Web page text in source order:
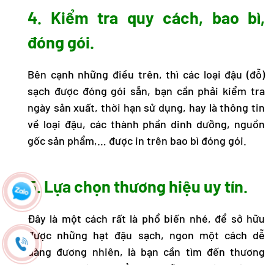
4. Kiểm tra quy cách, bao bì,
đóng gói.
Bên cạnh những điều trên, thì các loại đậu (đỗ)
sạch được đóng gói sẵn, bạn cần phải kiểm tra
ngày sản xuất, thời hạn sử dụng, hay là thông tin
về loại đậu, các thành phần dinh dưỡng, nguồn
gốc sản phẩm,… được in trên bao bì đóng gói.
5. Lựa chọn thương hiệu uy tín.
Đây là một cách rất là phổ biến nhé, để sở hữu
được những hạt đậu sạch, ngon một cách dễ
dàng đương nhiên, là bạn cần tìm đến thương